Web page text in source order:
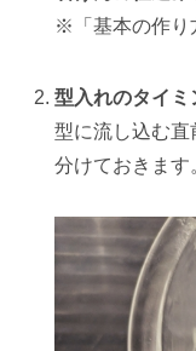
※「基本の作り
型入れのタイミ
型に流し込む直
分けておきます